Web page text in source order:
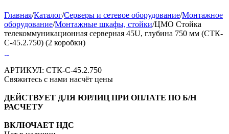
Главная/Каталог/Серверы и сетевое оборудование/Монтажное
оборудование/Монтажные шкафы, стойки/ЦМО Стойка
телекоммуникационная серверная 45U, глубина 750 мм (СТК-
С-45.2.750) (2 коробки)
АРТИКУЛ: СТК-С-45.2.750
Свяжитесь с нами насчёт цены
ДЕЙСТВУЕТ ДЛЯ ЮРЛИЦ ПРИ ОПЛАТЕ ПО Б/Н
РАСЧЕТУ
ВКЛЮЧАЕТ НДС